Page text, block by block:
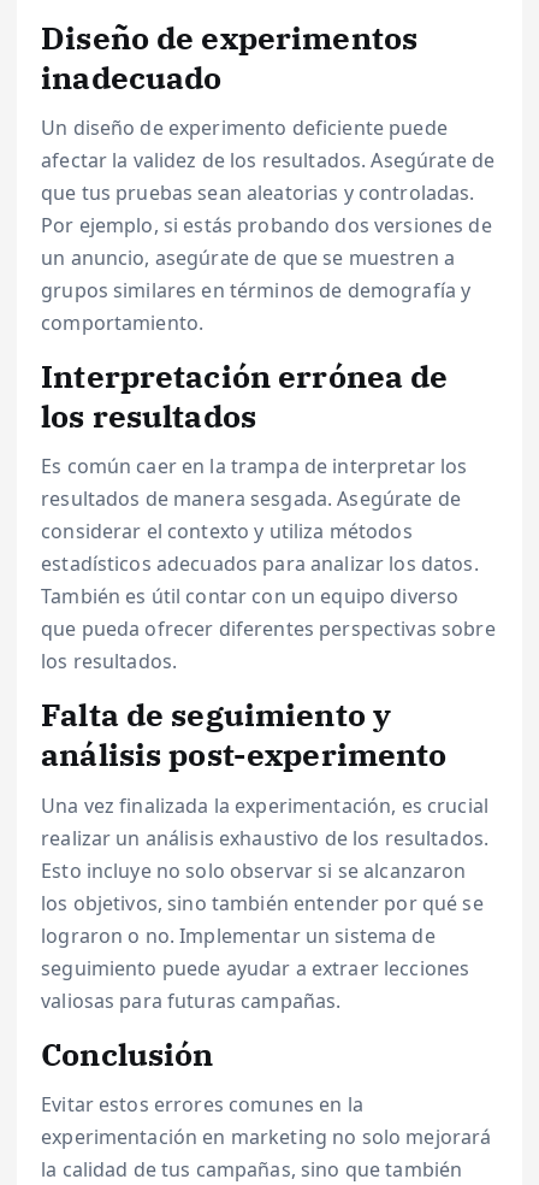
Diseño de experimentos
inadecuado
Un diseño de experimento deficiente puede
afectar la validez de los resultados. Asegúrate de
que tus pruebas sean aleatorias y controladas.
Por ejemplo, si estás probando dos versiones de
un anuncio, asegúrate de que se muestren a
grupos similares en términos de demografía y
comportamiento.
Interpretación errónea de
los resultados
Es común caer en la trampa de interpretar los
resultados de manera sesgada. Asegúrate de
considerar el contexto y utiliza métodos
estadísticos adecuados para analizar los datos.
También es útil contar con un equipo diverso
que pueda ofrecer diferentes perspectivas sobre
los resultados.
Falta de seguimiento y
análisis post-experimento
Una vez finalizada la experimentación, es crucial
realizar un análisis exhaustivo de los resultados.
Esto incluye no solo observar si se alcanzaron
los objetivos, sino también entender por qué se
lograron o no. Implementar un sistema de
seguimiento puede ayudar a extraer lecciones
valiosas para futuras campañas.
Conclusión
Evitar estos errores comunes en la
experimentación en marketing no solo mejorará
la calidad de tus campañas, sino que también